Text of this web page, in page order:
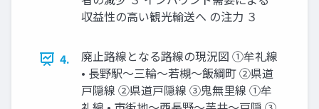
収益性の高い観光輸送へ の注力 ３
4.
廃止路線となる路線の現況図 ①牟礼線
• ⾧野駅～三輪～若槻～飯綱町 ②県道
戸隠線 ②県道戸隠線 ③⿁無里線 ①牟